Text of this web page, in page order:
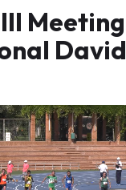
Meeting
David